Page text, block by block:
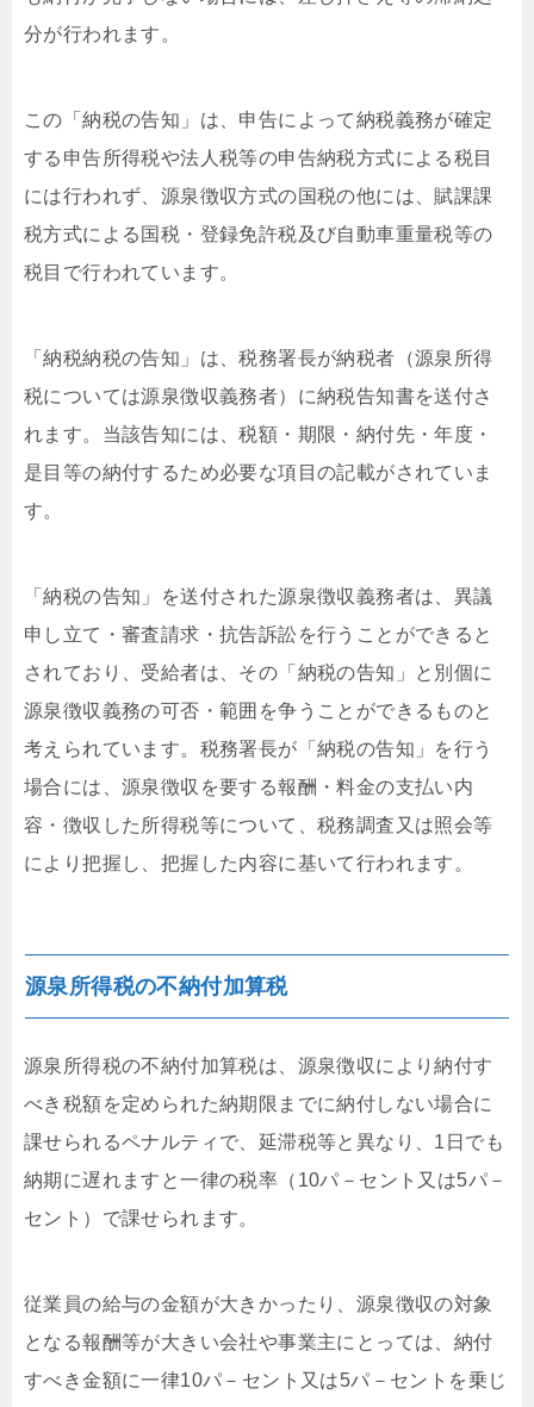
分が行われます。
この「納税の告知」は、申告によって納税義務が確定
する申告所得税や法人税等の申告納税方式による税目
には行われず、源泉徴収方式の国税の他には、賦課課
税方式による国税・登録免許税及び自動車重量税等の
税目で行われています。
「納税納税の告知」は、税務署長が納税者（源泉所得
税については源泉徴収義務者）に納税告知書を送付さ
れます。当該告知には、税額・期限・納付先・年度・
是目等の納付するため必要な項目の記載がされていま
す。
「納税の告知」を送付された源泉徴収義務者は、異議
申し立て・審査請求・抗告訴訟を行うことができると
されており、受給者は、その「納税の告知」と別個に
源泉徴収義務の可否・範囲を争うことができるものと
考えられています。税務署長が「納税の告知」を行う
場合には、源泉徴収を要する報酬・料金の支払い内
容・徴収した所得税等について、税務調査又は照会等
により把握し、把握した内容に基いて行われます。
源泉所得税の不納付加算税
源泉所得税の不納付加算税は、源泉徴収により納付す
べき税額を定められた納期限までに納付しない場合に
課せられるペナルティで、延滞税等と異なり、1日でも
納期に遅れますと一律の税率（10パ－セント又は5パ－
セント）で課せられます。
従業員の給与の金額が大きかったり、源泉徴収の対象
となる報酬等が大きい会社や事業主にとっては、納付
すべき金額に一律10パ－セント又は5パ－セントを乗じ